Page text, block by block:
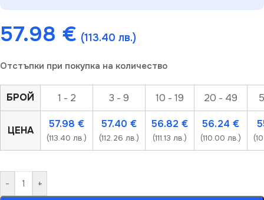
57.98 € (113.40 лв.)
Отстъпки при покупка на количество
БРОЙ 1 - 2 3 - 9 10 - 19 20 - 49
ЦЕНА
57.98 €
(113.40 лв.)
57.40 €
(112.26 лв.)
56.82 €
(111.13 лв.)
56.24 €
(110.00 лв.)
- +